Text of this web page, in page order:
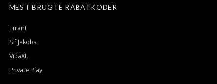
MEST BRUGTE RABATKODER
Errant
Sif Jakobs
VidaXL
Private Play